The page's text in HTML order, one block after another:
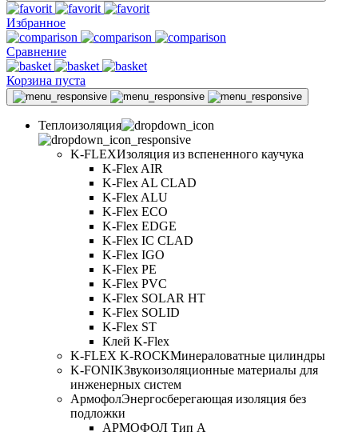
Избранное
Сравнение
Корзина пуста
Теплоизоляция
K-FLEXИзоляция из вспененного каучука
K-Flex AIR
K-Flex AL CLAD
K-Flex ALU
K-Flex ECO
K-Flex EDGE
K-Flex IC CLAD
K-Flex IGO
K-Flex PE
K-Flex PVC
K-Flex SOLAR HT
K-Flex SOLID
K-Flex ST
Клей K-Flex
K-FLEX K-ROCKМинераловатные цилиндры
K-FONIKЗвукоизоляционные материалы для
инженерных систем
АрмофолЭнергосберегающая изоляция без
подложки
АРМОФОЛ Тип А